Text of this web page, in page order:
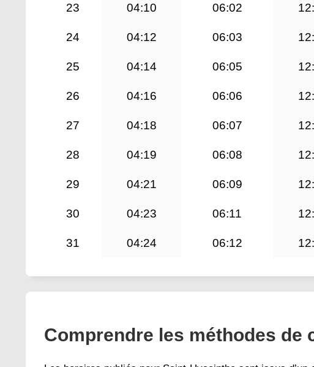
23 04:10 06:02
24 04:12 06:03
25 04:14 06:05
26 04:16 06:06
27 04:18 06:07
28 04:19 06:08
29 04:21 06:09
30 04:23 06:11
31 04:24 06:12
Comprendre les méthodes de